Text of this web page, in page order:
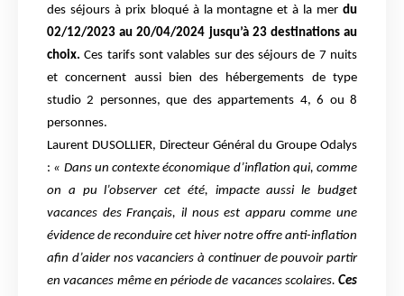
des séjours à prix bloqué à la montagne et à la mer du
02/12/2023 au 20/04/2024 jusqu’à 23 destinations au
choix. Ces tarifs sont valables sur des séjours de 7 nuits
et concernent aussi bien des hébergements de type
studio 2 personnes, que des appartements 4, 6 ou 8
personnes.
Laurent DUSOLLIER, Directeur Général du Groupe Odalys
: « Dans un contexte économique d’inflation qui, comme
on a pu l’observer cet été, impacte aussi le budget
vacances des Français, il nous est apparu comme une
évidence de reconduire cet hiver notre offre anti-inflation
afin d’aider nos vacanciers à continuer de pouvoir partir
en vacances même en période de vacances scolaires. Ces